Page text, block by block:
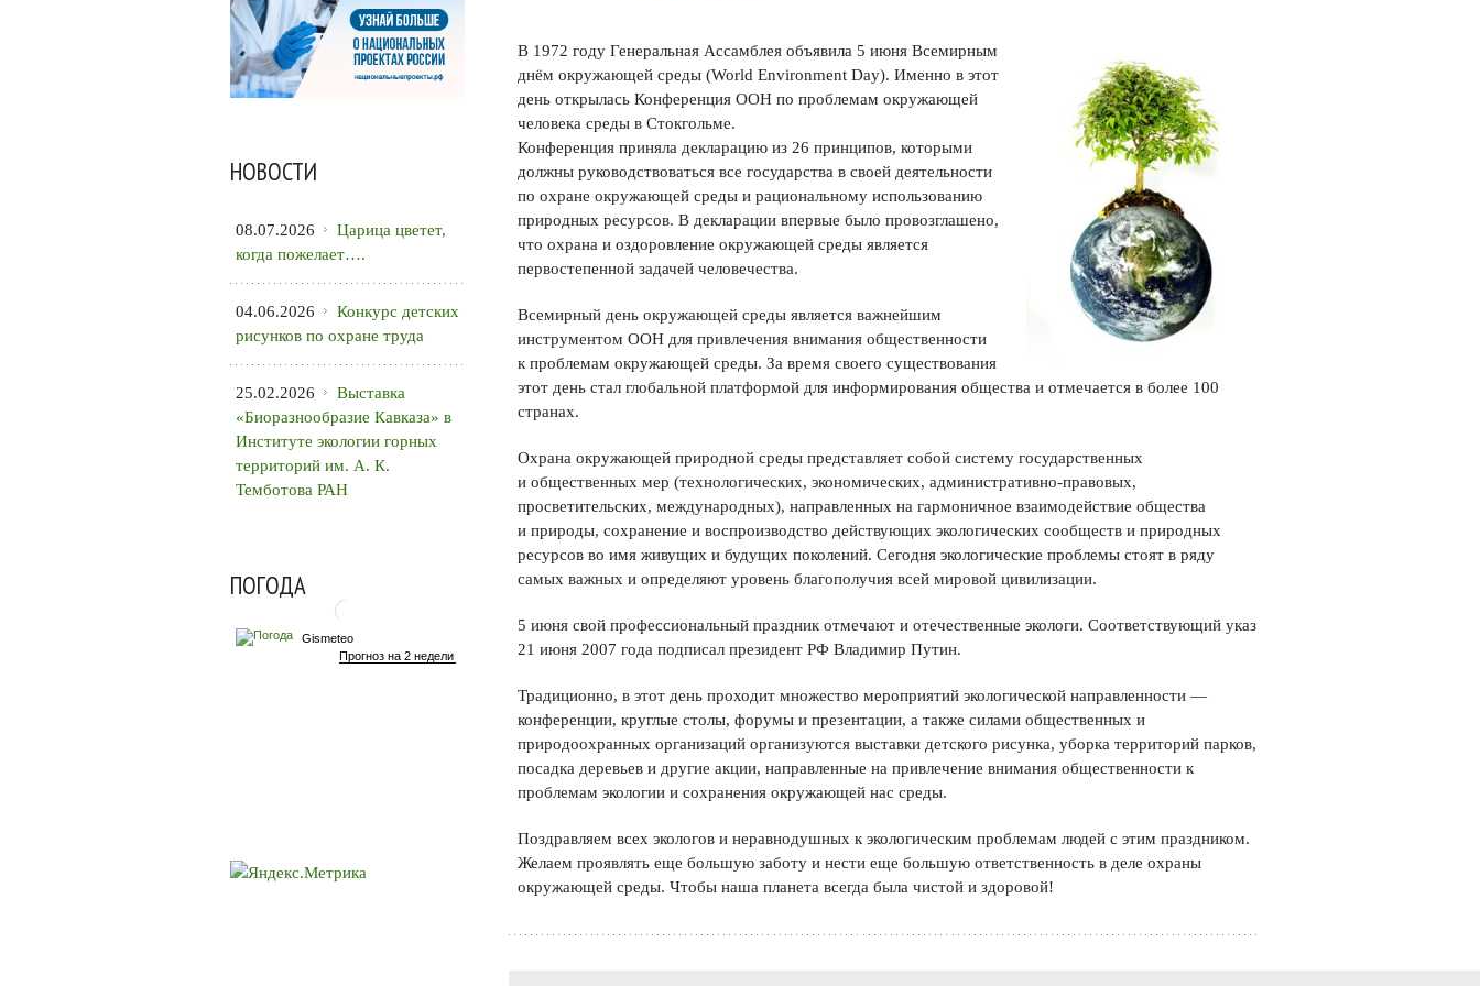
В 1972 году Генеральная Ассамблея объявила 5 июня Всемирным
днём окружающей среды (World Environment Day). Именно в этот
день открылась Конференция ООН по проблемам окружающей
человека среды в Стокгольме.
Конференция приняла декларацию из 26 принципов, которыми
должны руководствоваться все государства в своей деятельности
по охране окружающей среды и рациональному использованию
природных ресурсов. В декларации впервые было провозглашено,
что охрана и оздоровление окружающей среды является
первостепенной задачей человечества.
Всемирный день окружающей среды является важнейшим
инструментом ООН для привлечения внимания общественности
к проблемам окружающей среды. За время своего существования
этот день стал глобальной платформой для информирования общества и отмечается в более 100
странах.
Охрана окружающей природной среды представляет собой систему государственных
и общественных мер (технологических, экономических, административно-правовых,
просветительских, международных), направленных на гармоничное взаимодействие общества
и природы, сохранение и воспроизводство действующих экологических сообществ и природных
ресурсов во имя живущих и будущих поколений. Сегодня экологические проблемы стоят в ряду
самых важных и определяют уровень благополучия всей мировой цивилизации.
5 июня свой профессиональный праздник отмечают и отечественные экологи. Соответствующий указ
21 июня 2007 года подписал президент РФ Владимир Путин.
Традиционно, в этот день проходит множество мероприятий экологической направленности —
конференции, круглые столы, форумы и презентации, а также силами общественных и
природоохранных организаций организуются выставки детского рисунка, уборка территорий парков,
посадка деревьев и другие акции, направленные на привлечение внимания общественности к
проблемам экологии и сохранения окружающей нас среды.
Поздравляем всех экологов и неравнодушных к экологическим проблемам людей с этим праздником.
Желаем проявлять еще большую заботу и нести еще большую ответственность в деле охраны
окружающей среды. Чтобы наша планета всегда была чистой и здоровой!
НОВОСТИ
08.07.2026
Царица цветет,
когда пожелает….
04.06.2026
Конкурс детских
рисунков по охране труда
25.02.2026
Выставка
«Биоразнообразие Кавказа» в
Институте экологии горных
территорий им. А. К.
Темботова РАН
ПОГОДА